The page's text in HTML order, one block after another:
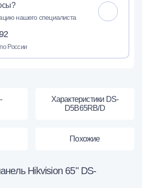
нашего специалиста
России
Характеристики DS-
D5B65RB/D
Похожие
Hikvision 65" DS-